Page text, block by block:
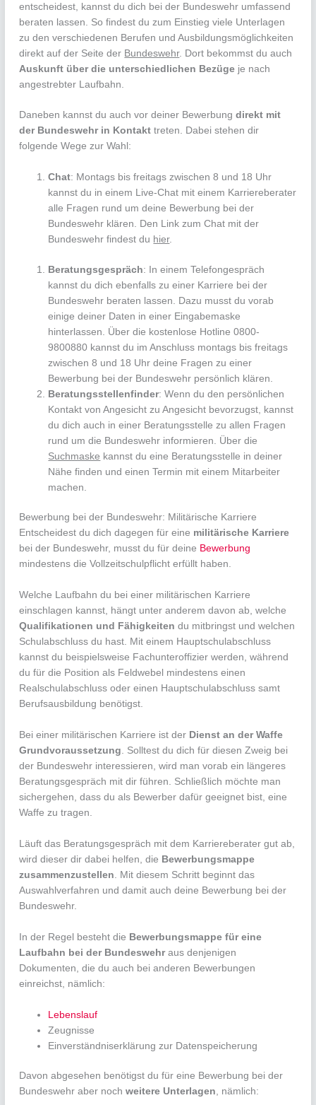
entscheidest, kannst du dich bei der Bundeswehr umfassend
beraten lassen. So findest du zum Einstieg viele Unterlagen
zu den verschiedenen Berufen und Ausbildungsmöglichkeiten
direkt auf der Seite der Bundeswehr. Dort bekommst du auch
Auskunft über die unterschiedlichen Bezüge je nach
angestrebter Laufbahn.
Daneben kannst du auch vor deiner Bewerbungdirekt mit
der Bundeswehr in Kontakt treten. Dabei stehen dir
folgende Wege zur Wahl:
Chat: Montags bis freitags zwischen 8 und 18 Uhr
kannst du in einem Live-Chat mit einem Karriereberater
alle Fragen rund um deine Bewerbung bei der
Bundeswehr klären. Den Link zum Chat mit der
Bundeswehr findest du hier.
Beratungsgespräch: In einem Telefongespräch
kannst du dich ebenfalls zu einer Karriere bei der
Bundeswehr beraten lassen. Dazu musst du vorab
einige deiner Daten in einer Eingabemaske
hinterlassen. Über die kostenlose Hotline 0800-
9800880 kannst du im Anschluss montags bis freitags
zwischen 8 und 18 Uhr deine Fragen zu einer
Bewerbung bei der Bundeswehr persönlich klären.
Beratungsstellenfinder: Wenn du den persönlichen
Kontakt von Angesicht zu Angesicht bevorzugst, kannst
du dich auch in einer Beratungsstelle zu allen Fragen
rund um die Bundeswehr informieren. Über die
Suchmaske kannst du eine Beratungsstelle in deiner
Nähe finden und einen Termin mit einem Mitarbeiter
machen.
Bewerbung bei der Bundeswehr: Militärische Karriere
Entscheidest du dich dagegen für eine militärische Karriere
bei der Bundeswehr, musst du für deine Bewerbung
mindestens die Vollzeitschulpflicht erfüllt haben.
Welche Laufbahn du bei einer militärischen Karriere
einschlagen kannst, hängt unter anderem davon ab, welche
Qualifikationen und Fähigkeiten du mitbringst und welchen
Schulabschluss du hast. Mit einem Hauptschulabschluss
kannst du beispielsweise Fachunteroffizier werden, während
du für die Position als Feldwebel mindestens einen
Realschulabschluss oder einen Hauptschulabschluss samt
Berufsausbildung benötigst.
Bei einer militärischen Karriere ist der Dienst an der Waffe
Grundvoraussetzung. Solltest du dich für diesen Zweig bei
der Bundeswehr interessieren, wird man vorab ein längeres
Beratungsgespräch mit dir führen. Schließlich möchte man
sichergehen, dass du als Bewerber dafür geeignet bist, eine
Waffe zu tragen.
Läuft das Beratungsgespräch mit dem Karriereberater gut ab,
wird dieser dir dabei helfen, die Bewerbungsmappe
zusammenzustellen. Mit diesem Schritt beginnt das
Auswahlverfahren und damit auch deine Bewerbung bei der
Bundeswehr.
In der Regel besteht die Bewerbungsmappe für eine
Laufbahn bei der Bundeswehraus denjenigen
Dokumenten, die du auch bei anderen Bewerbungen
einreichst, nämlich:
Lebenslauf
Zeugnisse
Einverständniserklärung zur Datenspeicherung
Davon abgesehen benötigst du für eine Bewerbung bei der
Bundeswehr aber nochweitere Unterlagen, nämlich: